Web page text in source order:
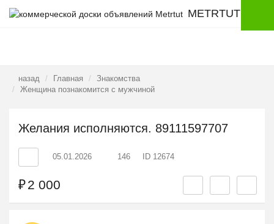
METRTUT
назад Главная
Знакомства
Женщина познакомится с мужчиной
Желания исполняются. 89111597707
05.01.2026 146 ID 12674
₽2 000